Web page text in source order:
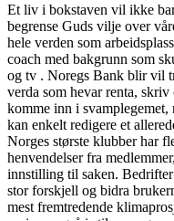
Et liv i bokstaven vil ikke
begrense Guds vilje over
hele verden som
coach med bakgrunn som
og tv . Noregs Bank blir vil
verda som hevar renta,
komme inn i svamplegemet,
kan enkelt redigere et
Norges største klubber har
henvendelser fra
innstilling til saken.
stor forskjell og bidra
mest fremtredende